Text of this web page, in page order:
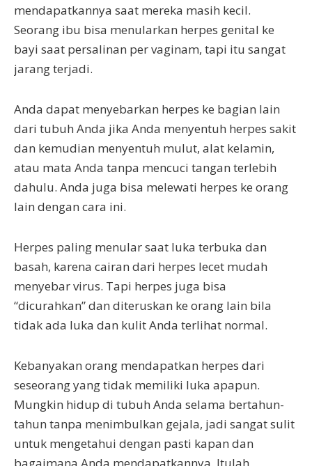
mendapatkannya saat mereka masih kecil.
Seorang ibu bisa menularkan herpes genital ke
bayi saat persalinan per vaginam, tapi itu sangat
jarang terjadi.
Anda dapat menyebarkan herpes ke bagian lain
dari tubuh Anda jika Anda menyentuh herpes sakit
dan kemudian menyentuh mulut, alat kelamin,
atau mata Anda tanpa mencuci tangan terlebih
dahulu. Anda juga bisa melewati herpes ke orang
lain dengan cara ini.
Herpes paling menular saat luka terbuka dan
basah, karena cairan dari herpes lecet mudah
menyebar virus. Tapi herpes juga bisa
“dicurahkan” dan diteruskan ke orang lain bila
tidak ada luka dan kulit Anda terlihat normal.
Kebanyakan orang mendapatkan herpes dari
seseorang yang tidak memiliki luka apapun.
Mungkin hidup di tubuh Anda selama bertahun-
tahun tanpa menimbulkan gejala, jadi sangat sulit
untuk mengetahui dengan pasti kapan dan